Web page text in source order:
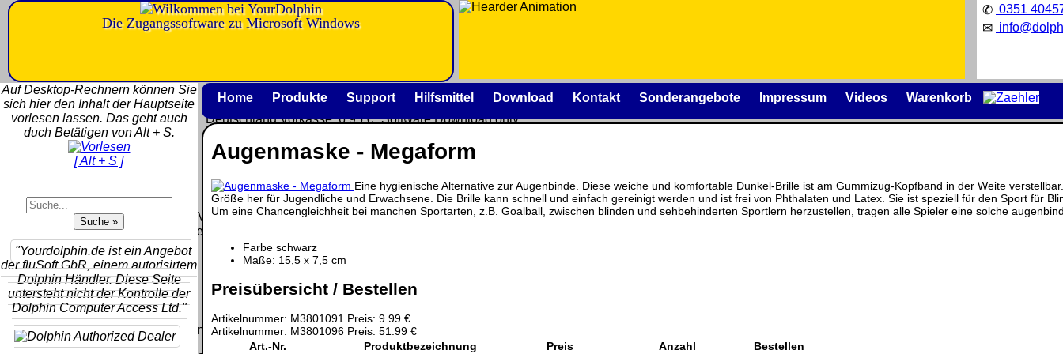
Augenmaske - Megaform
Eine hygienische Alternative zur Augenbinde. Diese weiche und komfortable Dunkel-Brille ist am Gummizug-Kopfband in der Weite
Größe her für Jugendliche und Erwachsene. Die Brille kann schnell und einfach gereinigt werden und ist frei von Phthalaten und Latex. Sie ist speziell für den Sport für
Um eine Chancengleichheit bei manchen Sportarten, z.B. Goalball, zwischen blinden und sehbehinderten Sportlern herzustellen, tragen alle Spieler eine solche
Farbe schwarz
Maße: 15,5 x 7,5 cm
Preisübersicht / Bestellen
Artikelnummer: M3801091 Preis: 9.99 €
Artikelnummer: M3801096 Preis: 51.99 €
Art.-Nr.
Produktbezeichnung Preis Anzahl
Bestellen
Home Produkte Support Hilfsmittel Download Kontakt Sonderangebote Impressum Videos Warenkorb
Auf Desktop-Rechnern können Sie
sich hier den Inhalt der Hauptseite
vorlesen lassen. Das geht auch
duch Betätigen von Alt + S.
[ Alt + S ]
"Yourdolphin.de ist ein Angebot
der fluSoft GbR, einem autorisirtem
Dolphin Händler. Diese Seite
untersteht nicht der Kontrolle der
Dolphin Computer Access Ltd."
Die Zugangssoftware zu Microsoft Windows
✆ 0351
✉
Deutschland Nachnahme:
8.95 €
Deutschland Vorkasse: 6.95 €
Deutschland PayPal: 6.95 €
EU (inkl. Schweiz) Vorkasse:
20.00 €
20.00 €
Der Versand erfolgt als versichertes
Paket.
Selbstabholung vom Büro
€
Software Download only
Deutschland Vorkasse: 0.00 €
Deutschland PayPal: 0.00 €
EU (inkl. Schweiz) PayPal: 0.00 €
Bei dieser Versandart erhalten Sie per Email z.B. einen Lizenzschlüssel und die
Die in diesem Dokument genannten Warenzeichen sind Eigentum der jeweiligen Firmen. Preisänderungen, Irrtümer und technische Änderungen
vorbehalten.
Präqualifizierungszertifikat» 2021-
2026